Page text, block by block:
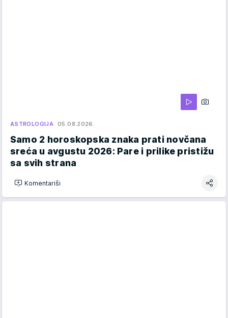
ASTROLOGIJA 05.08.2026.
Samo 2 horoskopska znaka prati novčana
sreća u avgustu 2026: Pare i prilike pristižu
sa svih strana
Komentariši